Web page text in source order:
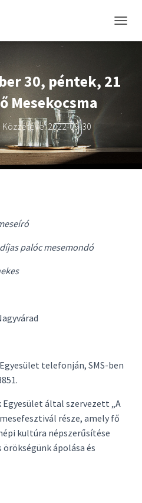
30, péntek, 21
Mesekocsma
Közzétéve:2022-09-30
díjas palóc mesemondó
telefonján, SMS-ben
által szervezett „A
része, amely fő
kultúra népszerűsítése
ápolása és